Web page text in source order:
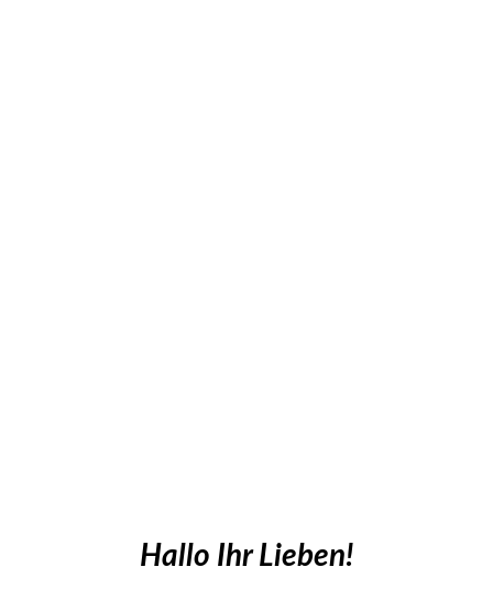
Hallo Ihr Lieben!